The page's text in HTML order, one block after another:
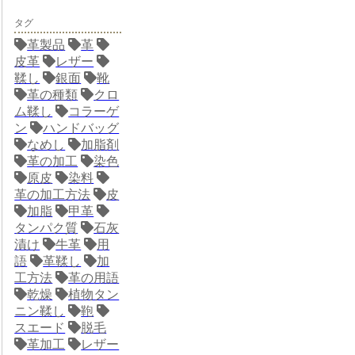
タグ
革製品
革
皮革
レザー
鞣し
銀面
靴
革の種類
クロ
ム鞣し
コラーゲ
ン
ハンドバッグ
なめし
加脂剤
革の加工
染色
原皮
染料
革の加工方法
皮
加脂
甲革
タンパク質
石灰
漬け
牛革
用
語
革鞣し
加
工方法
革の用語
乾燥
植物タン
ニン鞣し
鞄
スエード
脱毛
革加工
レザー